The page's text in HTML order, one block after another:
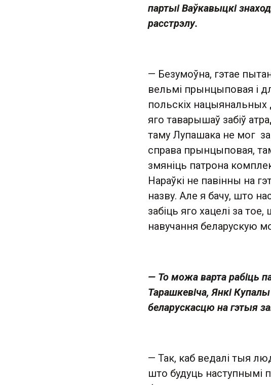
партыі Ваўкавыцкі
расстрэлу.
— Безумоўна, гэтае
вельмі прынцыповая і
польскіх нацыянальных
яго таварышаў забіў
таму Лупашака не мог
справа прынцыповая,
змяніць патрона
Нараўкі не павінны на
назву. Але я бачу, што
забіць яго хацелі за
навучання беларускую
— То можа варта рабіць
Тарашкевіча, Янкі
беларускасцю на гэтыя
— Так, каб ведалі тыя
што будуць наступнымі